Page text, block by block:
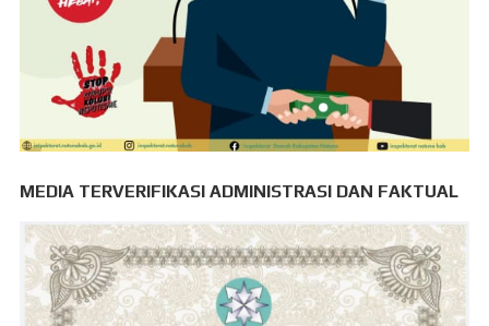
MEDIA TERVERIFIKASI ADMINISTRASI DAN FAKTUAL